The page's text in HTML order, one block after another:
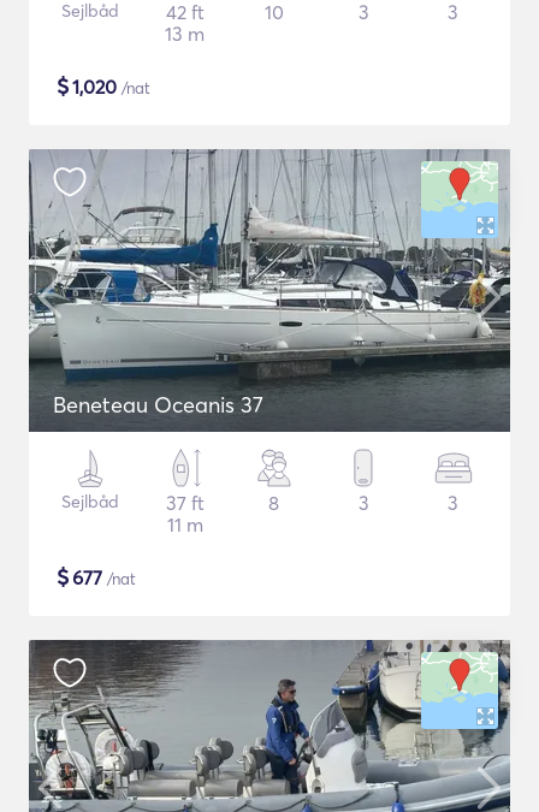
Sejlbåd
42 ft
13 m
10 3 3
$1,020 /nat
Beneteau Oceanis 37
Sejlbåd
37 ft
11 m
8 3 3
$677 /nat